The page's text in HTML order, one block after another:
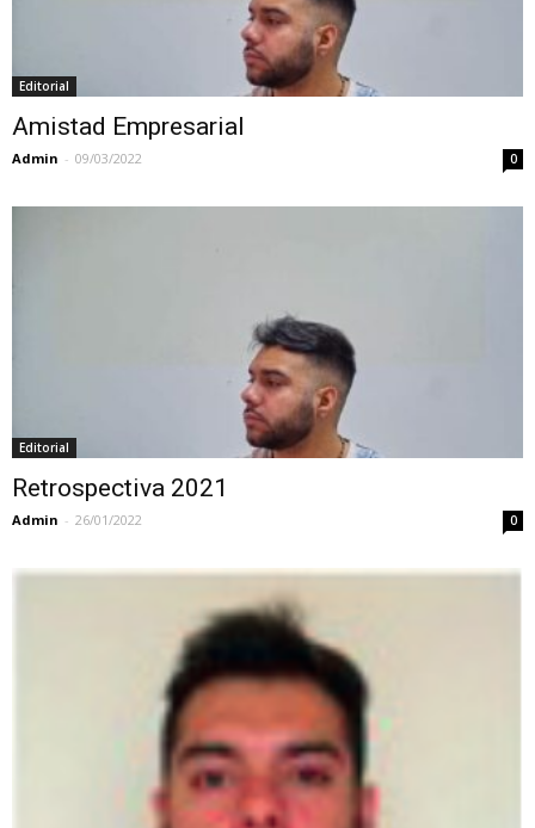
Editorial
Amistad Empresarial
Admin - 09/03/2022 0
Editorial
Retrospectiva 2021
Admin - 26/01/2022 0